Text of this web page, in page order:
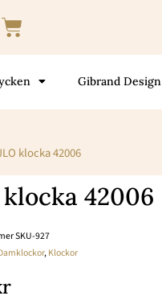
Varukorg
Gibrand Design
klocka 42006
klocka 42006
SKU-927
,Klockor